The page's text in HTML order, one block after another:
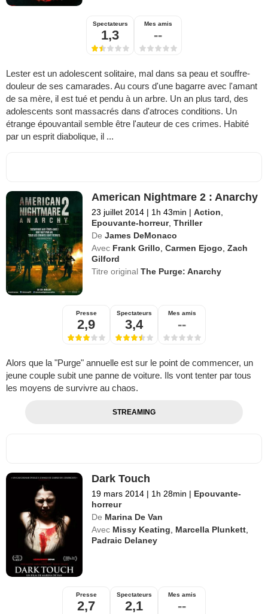
Spectateurs
1,3
Mes amis
--
Lester est un adolescent solitaire, mal dans sa peau et souffre-
douleur de ses camarades. Au cours d'une bagarre avec l'amant
de sa mère, il est tué et pendu à un arbre. Un an plus tard, des
adolescents sont massacrés dans d'atroces conditions. Un
étrange épouvantail semble être l'auteur de ces crimes. Habité
par un esprit diabolique, il ...
American Nightmare 2 : Anarchy
23 juillet 2014 | 1h 43min | Action
Epouvante-horreur,Thriller
De James DeMonaco
Avec Frank Grillo ,Carmen Ejogo ,Zach
Gilford
Titre originalThe Purge: Anarchy
Presse
2,9
Spectateurs
3,4
Mes amis
--
Alors que la "Purge" annuelle est sur le point de commencer, un
jeune couple subit une panne de voiture. Ils vont tenter par tous
les moyens de survivre au chaos.
STREAMING
Dark Touch
19 mars 2014 | 1h 28min | Epouvante-
horreur
De Marina De Van
Avec Missy Keating Marcella Plunkett
Padraic Delaney
Presse
2,7
Spectateurs
2,1
Mes amis
--